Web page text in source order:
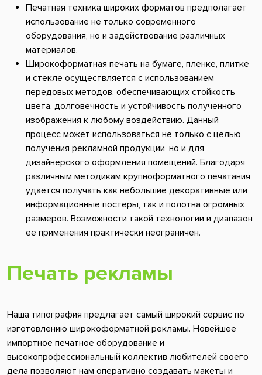
Печатная техника широких форматов предполагает
использование не только современного
оборудования, но и задействование различных
материалов.
Широкоформатная печать на бумаге, пленке, плитке
и стекле осуществляется с использованием
передовых методов, обеспечивающих стойкость
цвета, долговечность и устойчивость полученного
изображения к любому воздействию. Данный
процесс может использоваться не только с целью
получения рекламной продукции, но и для
дизайнерского оформления помещений. Благодаря
различным методикам крупноформатного печатания
удается получать как небольшие декоративные или
информационные постеры, так и полотна огромных
размеров. Возможности такой технологии и диапазон
ее применения практически неограничен.
Печать рекламы
Наша типография предлагает самый широкий сервис по
изготовлению широкоформатной рекламы. Новейшее
импортное печатное оборудование и
высокопрофессиональный коллектив любителей своего
дела позволяют нам оперативно создавать макеты и